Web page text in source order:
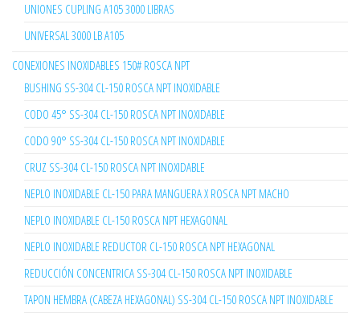
UNIONES CUPLING A105 3000 LIBRAS
UNIVERSAL 3000 LB A105
CONEXIONES INOXIDABLES 150# ROSCA NPT
BUSHING SS-304 CL-150 ROSCA NPT INOXIDABLE
CODO 45° SS-304 CL-150 ROSCA NPT INOXIDABLE
CODO 90° SS-304 CL-150 ROSCA NPT INOXIDABLE
CRUZ SS-304 CL-150 ROSCA NPT INOXIDABLE
NEPLO INOXIDABLE CL-150 PARA MANGUERA X ROSCA NPT MACHO
NEPLO INOXIDABLE CL-150 ROSCA NPT HEXAGONAL
NEPLO INOXIDABLE REDUCTOR CL-150 ROSCA NPT HEXAGONAL
REDUCCIÓN CONCENTRICA SS-304 CL-150 ROSCA NPT INOXIDABLE
TAPON HEMBRA (CABEZA HEXAGONAL) SS-304 CL-150 ROSCA NPT INOXIDABLE